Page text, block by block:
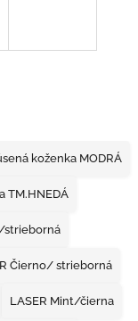
koženka MODRÁ
TM.HNEDÁ
strieborná
Čierno/ strieborná
LASER Mint/čierna